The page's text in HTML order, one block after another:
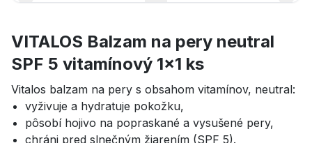
VITALOS Balzam na pery neutral
SPF 5 vitamínový 1x1 ks
Vitalos balzam na pery s obsahom vitamínov, neutral:
vyživuje a hydratuje pokožku,
pôsobí hojivo na popraskané a vysušené pery,
chráni pred slnečným žiarením (SPF 5).